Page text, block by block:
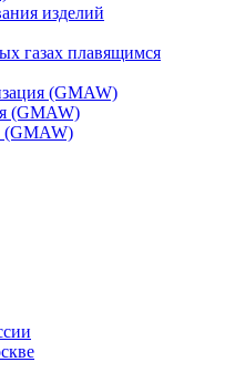
изделий
газах плавящимся
(GMAW)
(GMAW)
(GMAW)